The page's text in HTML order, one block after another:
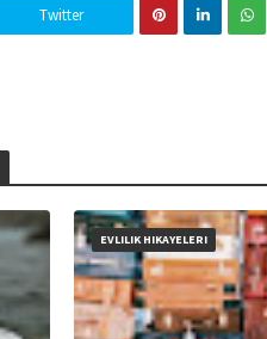
Twitter
EVLILIK HIKAYELERI